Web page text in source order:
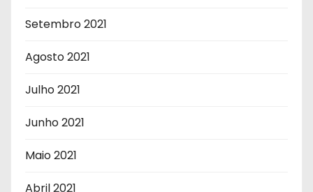
Setembro 2021
Agosto 2021
Julho 2021
Junho 2021
Maio 2021
Abril 2021